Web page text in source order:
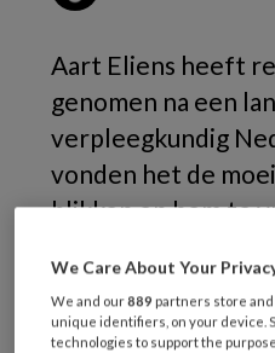
Aart Eliens heeft
genomen na een
verpleegkundig
vonden het de
blikken en hem te
We Care About Your
We and our889 partners store
unique identifiers, on your device.
technologies to support the